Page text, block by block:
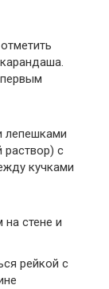
лепешками
раствор) с
кучками
стене и
рейкой с